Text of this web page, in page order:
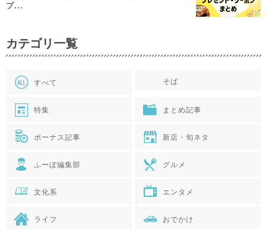
プ...
カテゴリ一覧
すべて そば
特集 まとめ記事
ボーナス記事 新店・旬ネタ
ふーぽ編集部 グルメ
文化系 エンタメ
ライフ おでかけ